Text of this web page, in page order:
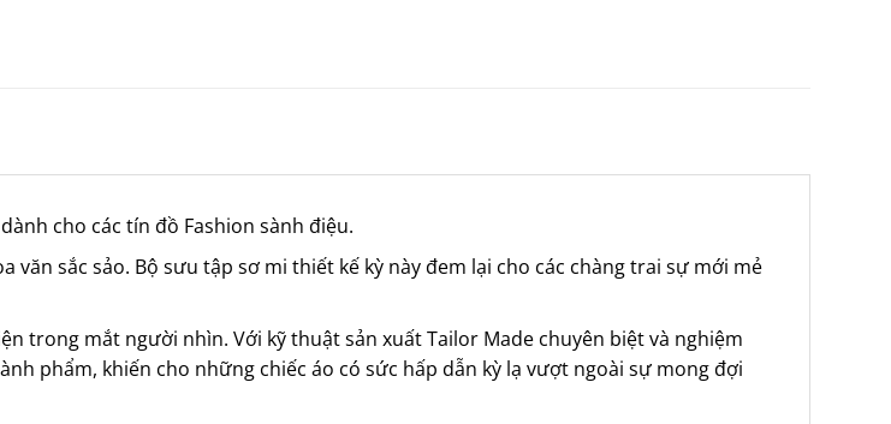
cho các tín đồ Fashion sành điệu.
sắc sảo. Bộ sưu tập sơ mi thiết kế kỳ này đem lại cho các chàng trai sự mới mẻ
trong mắt người nhìn. Với kỹ thuật sản xuất Tailor Made chuyên biệt và nghiệm
phẩm, khiến cho những chiếc áo có sức hấp dẫn kỳ lạ vượt ngoài sự mong đợi